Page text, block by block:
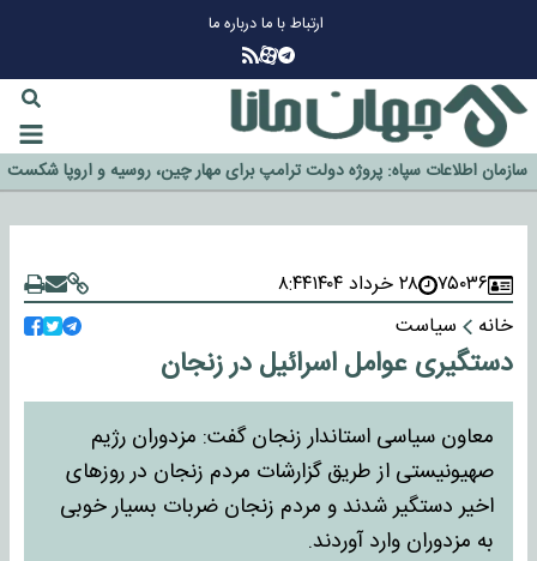
ارتباط با مادرباره ما
گزینه جدایی اوسمار روی میز مدیران پرسپولیس
آیا رئیس جمهور آمریکا قانون را دور می‌زند؟
اخراج رسمی چهره نامدار از پرسپولیس
سازمان اطلاعات سپاه: پروژه دولت ترامپ برای مهار چین، روسیه و اروپا شکست
خورد
۷۵۰۳۶ ۲۸ خرداد ۱۴۰۴
۸:۴۴
خانه
سیاست
‌‌دستگیری عوامل اسرائیل در زنجان
معاون سیاسی استاندار زنجان گفت: مزدوران رژیم
صهیونیستی از طریق گزارشات مردم زنجان در روزهای
اخیر دستگیر شدند و مردم زنجان ضربات بسیار خوبی
به مزدوران وارد آوردند.